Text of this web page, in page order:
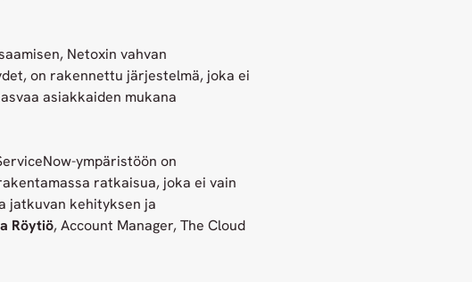
Netoxin vahvan
on rakennettu järjestelmä, joka ei
asiakkaiden mukana
ympäristöön on
ratkaisua, joka ei vain
jatkuvan kehityksen ja
Röytiö, Account Manager, The Cloud